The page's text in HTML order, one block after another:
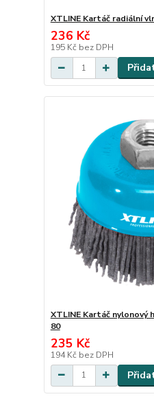
XTLINE Kartáč radiální
236 Kč
195 Kč bez DPH
XTLINE Kartáč nylonový
80
235 Kč
194 Kč bez DPH